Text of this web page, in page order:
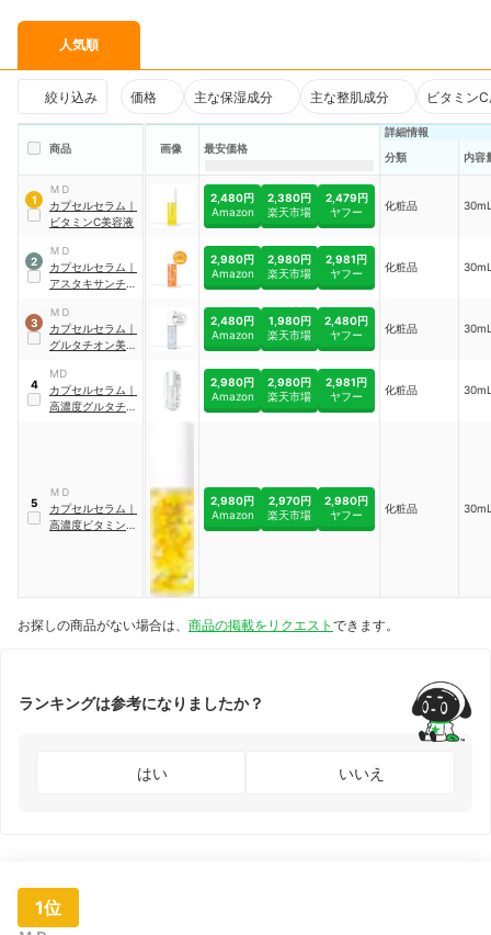
人気順
絞り込み 価格 主な保湿成分 主な整肌成分 ビタミン
商品 画像 最安価格
詳細情報
分類
内容
1
ＭＤ
カプセルセラム ｜
ビタミンC美容液
2,480円
Amazon
2,380円
楽天市場
2,479円
ヤフー
化粧品
2
ＭＤ
カプセルセラム ｜
アスタキサンチン
2,980円
Amazon
2,980円
楽天市場
2,981円
ヤフー
化粧品
3
ＭＤ
カプセルセラム ｜
グルタチオン美容
2,480円
Amazon
1,980円
楽天市場
2,480円
ヤフー
化粧品
4
MD
カプセルセラム ｜
高濃度グルタチオ
2,980円
Amazon
2,980円
楽天市場
2,981円
ヤフー
化粧品
5
ＭＤ
カプセルセラム ｜
高濃度ビタミンC
2,980円
Amazon
2,970円
楽天市場
2,980円
ヤフー
化粧品
お探しの商品がない場合は、 商品の掲載をリクエスト できます。
ランキングは参考になりましたか？
はい いいえ
1位